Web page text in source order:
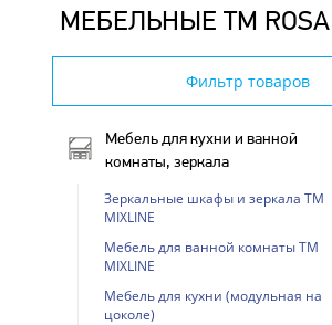
МЕБЕЛЬНЫЕ ТМ ROSA
Фильтр товаров
Мебель для кухни и ванной
комнаты, зеркала
Зеркальные шкафы и зеркала ТМ
MIXLINE
Мебель для ванной комнаты ТМ
MIXLINE
Мебель для кухни (модульная на
цоколе)